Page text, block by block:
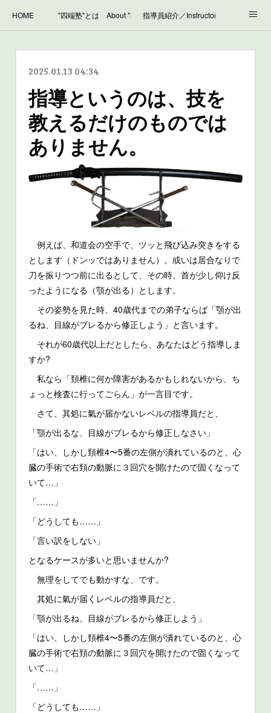
HOME "四端塾"とは About "Shitan-juku"指導員紹介／Instructor introduction
問 合 せ／Inquiry 雑 記／News, Column etc.
2025.01.13 04:34
指導というのは、技を
教えるだけのものでは
ありません。
例えば、和道会の空手で、ツッと飛び込み突きをする
とします（ドンッではありません）。或いは居合なりで
刀を振りつつ前に出るとして、その時、首が少し仰け反
ったようになる（顎が出る）とします。
その姿勢を見た時、40歳代までの弟子ならば「顎が出
るね、目線がブレるから修正しよう」と言います。
それが60歳代以上だとしたら、あなたはどう指導しま
すか?
私なら「頚椎に何か障害があるかもしれないから、ち
ょっと検査に行ってごらん」が一言目です。
さて、其処に氣が届かないレベルの指導員だと、
「顎が出るな、目線がブレるから修正しなさい」
「はい、しかし頚椎4〜5番の左側が潰れているのと、心
臓の手術で右頚の動脈に３回穴を開けたので固くなって
いて…」
「……」
「どうしても……」
「言い訳をしない」
となるケースが多いと思いませんか?
無理をしてでも動かすな、です。
其処に氣が届くレベルの指導員だと、
「顎が出るね、目線がブレるから修正しよう」
「はい、しかし頚椎4〜5番の左側が潰れているのと、心
臓の手術で右頚の動脈に３回穴を開けたので固くなって
いて…」
「……」
「どうしても……」